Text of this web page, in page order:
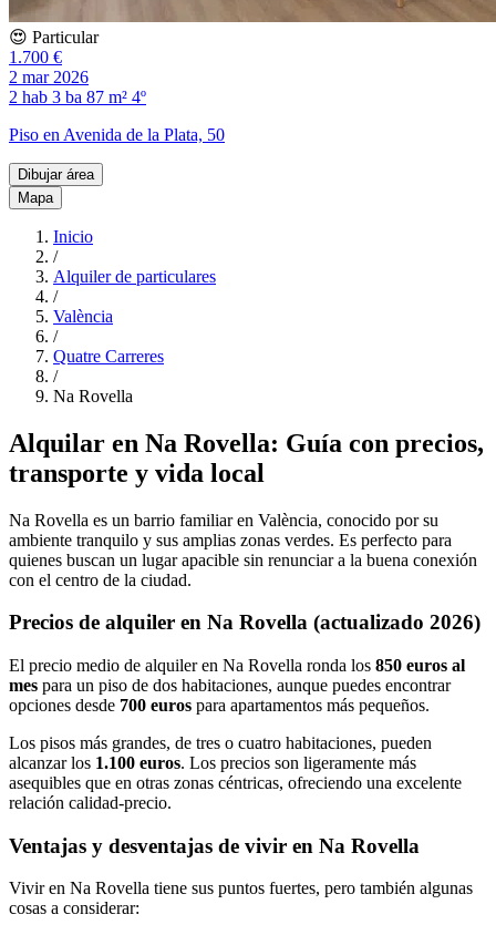
😍 Particular
1.700 €
2 mar 2026
2 hab 3 ba 87 m² 4º
Piso en Avenida de la Plata, 50
Dibujar área
Mapa
Inicio
/
Alquiler de particulares
/
València
/
Quatre Carreres
/
Na Rovella
Alquilar en Na Rovella: Guía con precios,
transporte y vida local
Na Rovella es un barrio familiar en València, conocido por su
ambiente tranquilo y sus amplias zonas verdes. Es perfecto para
quienes buscan un lugar apacible sin renunciar a la buena conexión
con el centro de la ciudad.
Precios de alquiler en Na Rovella (actualizado 2026)
El precio medio de alquiler en Na Rovella ronda los 850 euros al
mes para un piso de dos habitaciones, aunque puedes encontrar
opciones desde 700 euros para apartamentos más pequeños.
Los pisos más grandes, de tres o cuatro habitaciones, pueden
alcanzar los 1.100 euros. Los precios son ligeramente más
asequibles que en otras zonas céntricas, ofreciendo una excelente
relación calidad-precio.
Ventajas y desventajas de vivir en Na Rovella
Vivir en Na Rovella tiene sus puntos fuertes, pero también algunas
cosas a considerar: